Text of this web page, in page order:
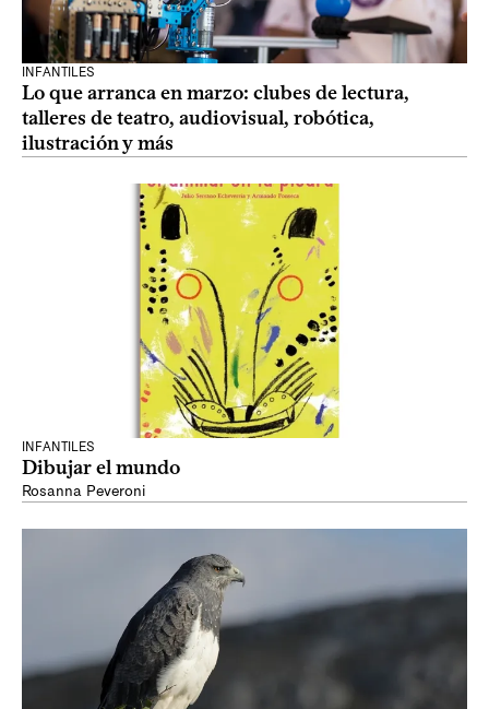
INFANTILES
Lo que arranca en marzo: clubes de lectura,
talleres de teatro, audiovisual, robótica,
ilustración y más
INFANTILES
Dibujar el mundo
Rosanna Peveroni